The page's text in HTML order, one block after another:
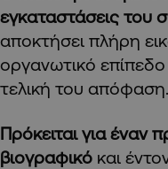
εγκαταστάσεις του
αποκτήσει πλήρη
οργανωτικό
τελική του απόφαση.
Πρόκειται για έναν
βιογραφικό και